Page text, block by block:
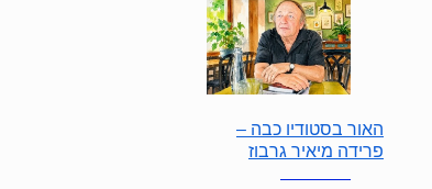
האור בסטודיו כבה –
פרידה מיאיר גרבוז